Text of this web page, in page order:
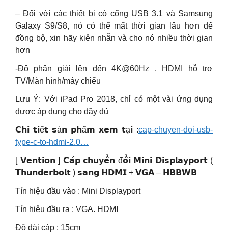
– Đối với các thiết bị có cổng USB 3.1 và Samsung
Galaxy S9/S8, nó có thể mất thời gian lâu hơn để
đồng bộ, xin hãy kiên nhẫn và cho nó nhiều thời gian
hơn
-Độ phân giải lên đến 4K@60Hz . HDMI hỗ trợ
TV/Màn hình/máy chiếu
Lưu Ý: Với iPad Pro 2018, chỉ có một vài ứng dụng
được áp dụng cho đầy đủ
𝗖𝗵𝗶 𝘁𝗶ế𝘁 𝘀ả𝗻 𝗽𝗵ẩ𝗺 𝘅𝗲𝗺 𝘁ạ𝗶 :cap-chuyen-doi-usb-
type-c-to-hdmi-2.0…
[ 𝗩𝗲𝗻𝘁𝗶𝗼𝗻 ] 𝗖𝗮́𝗽 𝗰𝗵𝘂𝘆𝗲̂̉𝗻 đ𝗼̂̉𝗶 𝗠𝗶𝗻𝗶 𝗗𝗶𝘀𝗽𝗹𝗮𝘆𝗽𝗼𝗿𝘁 (
𝗧𝗵𝘂𝗻𝗱𝗲𝗿𝗯𝗼𝗹𝘁 ) 𝘀𝗮𝗻𝗴 𝗛𝗗𝗠𝗜 + 𝗩𝗚𝗔 – 𝗛𝗕𝗕𝗪𝗕
Tín hiệu đầu vào : Mini Displayport
Tín hiệu đầu ra : VGA. HDMI
Độ dài cáp : 15cm